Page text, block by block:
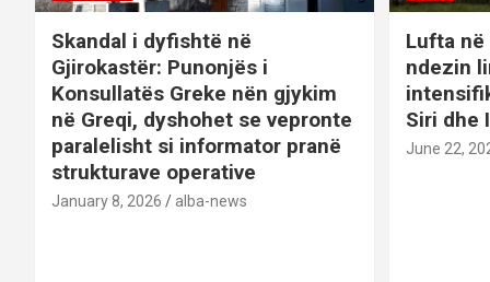
Skandal i dyfishtë në
Gjirokastër: Punonjës i
Konsullatës Greke nën gjykim
në Greqi, dyshohet se vepronte
paralelisht si informator pranë
strukturave operative
January 8, 2026 alba-news
Lufta
ndezin
Siri dhe
June 22,